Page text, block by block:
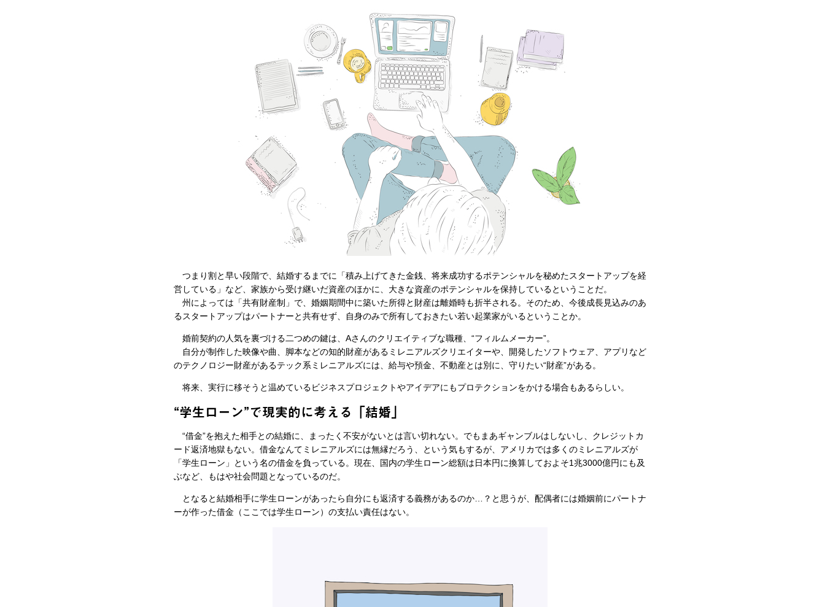
つまり割と早い段階で、結婚するまでに「積み上げてきた金銭、将来成功するポテンシャルを秘めたスタートアップを経
営している」など、家族から受け継いだ資産のほかに、大きな資産のポテンシャルを保持しているということだ。
州によっては「共有財産制」で、婚姻期間中に築いた所得と財産は離婚時も折半される。そのため、今後成長見込みのあ
るスタートアップはパートナーと共有せず、自身のみで所有しておきたい若い起業家がいるということか。
婚前契約の人気を裏づける二つめの鍵は、Aさんのクリエイティブな職種、“フィルムメーカー”。
自分が制作した映像や曲、脚本などの知的財産があるミレニアルズクリエイターや、開発したソフトウェア、アプリなど
のテクノロジー財産があるテック系ミレニアルズには、給与や預金、不動産とは別に、守りたい“財産”がある。
将来、実行に移そうと温めているビジネスプロジェクトやアイデアにもプロテクションをかける場合もあるらしい。
“学生ローン”で現実的に考える「結婚」
“借金”を抱えた相手との結婚に、まったく不安がないとは言い切れない。でもまあギャンブルはしないし、クレジットカ
ード返済地獄もない。借金なんてミレニアルズには無縁だろう、という気もするが、アメリカでは多くのミレニアルズが
「学生ローン」という名の借金を負っている。現在、国内の学生ローン総額は日本円に換算しておよそ1兆3000億円にも及
ぶなど、もはや社会問題となっているのだ。
となると結婚相手に学生ローンがあったら自分にも返済する義務があるのか…？と思うが、配偶者には婚姻前にパートナ
ーが作った借金（ここでは学生ローン）の支払い責任はない。